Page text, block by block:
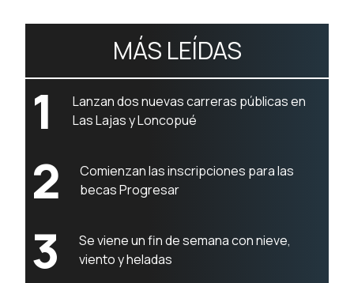
MÁS LEÍDAS
1
Lanzan dos nuevas carreras públicas en
Las Lajas y Loncopué
2
Comienzan las inscripciones para las
becas Progresar
3
Se viene un fin de semana con nieve,
viento y heladas